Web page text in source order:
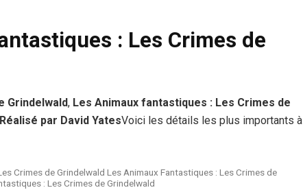
: Les Crimes de
Grindelwald, Les Animaux fantastiques : Les Crimes de
Réalisé par David YatesVoici les détails les plus importants à
Crimes de Grindelwald Les Animaux Fantastiques : Les Crimes de
: Les Crimes de Grindelwald